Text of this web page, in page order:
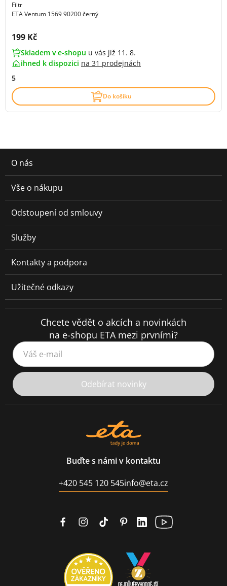
Filtr
ETA Ventum 1569 90200 černý
Cena s DPH:
199 Kč
Skladem v e-shopu u vás již 11. 8.
ihned k dispozici na 31 prodejnách
5
Do košíku
O nás
Vše o nákupu
Odstoupení od smlouvy
Služby
Kontakty a podpora
Užitečné odkazy
Chcete vědět o akcích a novinkách
na e-shopu ETA mezi prvními?
Váš e-mail
Odebírat novinky
Buďte s námi v kontaktu
+420 545 120 545info@eta.cz